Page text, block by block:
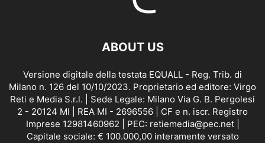
ABOUT US
Versione digitale della testata EQUALL - Reg. Trib. di
Milano n. 126 del 10/10/2023. Proprietario ed editore: Virgo
Reti e Media S.r.l. | Sede Legale: Milano Via G. B. Pergolesi
2 - 20124 MI | REA MI - 2696556 | CF e n. iscr. Registro
Imprese 12981460962 | PEC: retiemedia@pec.net |
Capitale sociale: € 100.000,00 interamente versato